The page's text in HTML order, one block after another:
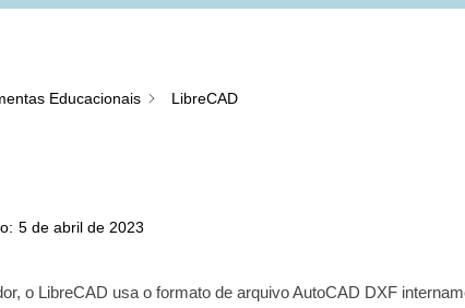
Educacionais LibreCAD
5 de abril de 2023
o LibreCAD usa o formato de arquivo AutoCAD DXF